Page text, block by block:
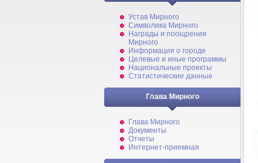
Устав Мирного
Символика Мирного
Награды и поощрения
Мирного
Информация о городе
Целевые и иные программы
Национальные проекты
Статистические данные
Глава Мирного
Глава Мирного
Документы
Отчеты
Интернет-приемная